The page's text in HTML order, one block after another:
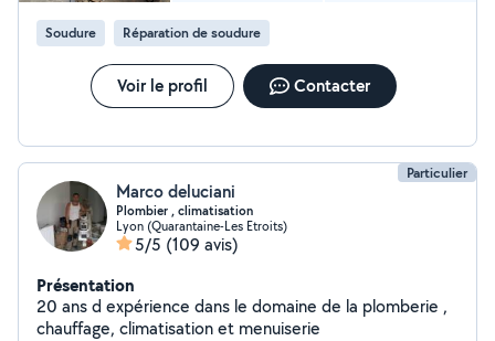
Soudure Réparation de soudure
Voir le profil Contacter
Particulier
Marco deluciani
Plombier , climatisation
Lyon (Quarantaine-Les Etroits)
5/5 (109 avis)
Présentation
20 ans d expérience dans le domaine de la plomberie ,
chauffage, climatisation et menuiserie